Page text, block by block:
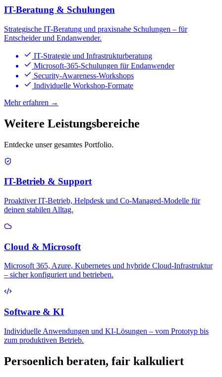
IT-Beratung & Schulungen
Strategische IT-Beratung und praxisnahe Schulungen – für
Entscheider und Endanwender.
IT-Strategie und Infrastrukturberatung
Microsoft-365-Schulungen für Endanwender
Security-Awareness-Workshops
Individuelle Workshop-Formate
Mehr erfahren →
Weitere Leistungsbereiche
Entdecke unser gesamtes Portfolio.
IT-Betrieb & Support
Proaktiver IT-Betrieb, Helpdesk und Co-Managed-Modelle für
deinen stabilen Alltag.
Cloud & Microsoft
Microsoft 365, Azure, Kubernetes und hybride Cloud-Infrastruktur
– sicher konfiguriert und betrieben.
Software & KI
Individuelle Anwendungen und KI-Lösungen – vom Prototyp bis
zum produktiven Betrieb.
Persoenlich beraten, fair kalkuliert